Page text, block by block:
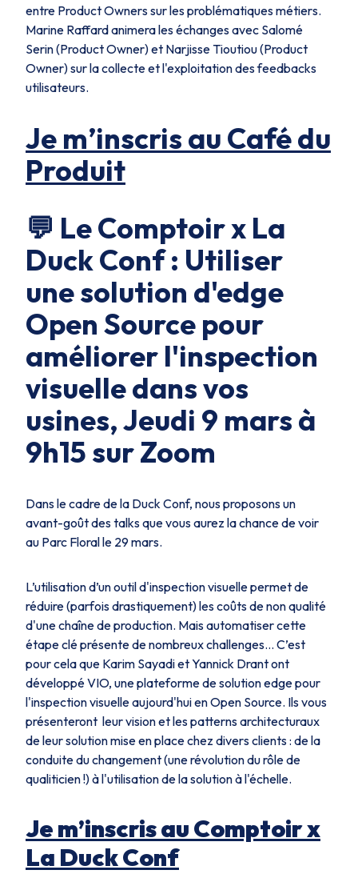
entre Product Owners sur les problématiques métiers.
Marine Raffard animera les échanges avec Salomé
Serin (Product Owner) et Narjisse Tioutiou (Product
Owner) sur la collecte et l'exploitation des feedbacks
utilisateurs.
Je m’inscris au Café du
Produit
💬 Le Comptoir x La
Duck Conf : Utiliser
une solution d'edge
Open Source pour
améliorer l'inspection
visuelle dans vos
usines, Jeudi 9 mars à
9h15 sur Zoom
Dans le cadre de la Duck Conf, nous proposons un
avant-goût des talks que vous aurez la chance de voir
au Parc Floral le 29 mars.
L’utilisation d’un outil d'inspection visuelle permet de
réduire (parfois drastiquement) les coûts de non qualité
d'une chaîne de production. Mais automatiser cette
étape clé présente de nombreux challenges… C’est
pour cela que Karim Sayadi et Yannick Drant ont
développé VIO, une plateforme de solution edge pour
l'inspection visuelle aujourd'hui en Open Source. Ils vous
présenteront leur vision et les patterns architecturaux
de leur solution mise en place chez divers clients : de la
conduite du changement (une révolution du rôle de
qualiticien !) à l'utilisation de la solution à l'échelle.
Je m’inscris au Comptoir x
La Duck Conf